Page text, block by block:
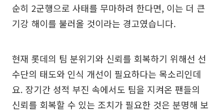
순히 2군행으로 사태를 무마하려 한다면, 이는 더 큰
기강 해이를 불러올 것이라는 경고였습니다.
현재 롯데의 팀 분위기와 신뢰를 회복하기 위해선 선
수단의 태도와 인식 개선이 필요하다는 목소리인데
요. 장기간 성적 부진 속에서도 팀을 지켜온 팬들의
신뢰를 회복할 수 있는 조치가 필요한 것은 분명해 보